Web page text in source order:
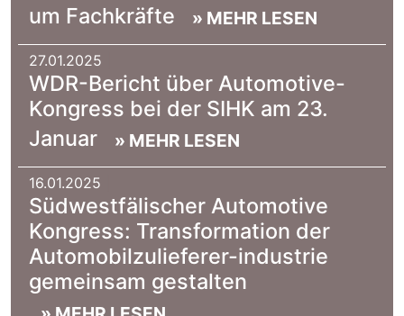
um Fachkräfte
» MEHR LESEN
27.01.2025
WDR-Bericht über Automotive-
Kongress bei der SIHK am 23.
Januar
» MEHR LESEN
16.01.2025
Südwestfälischer Automotive
Kongress: Transformation der
Automobilzulieferer-industrie
gemeinsam gestalten